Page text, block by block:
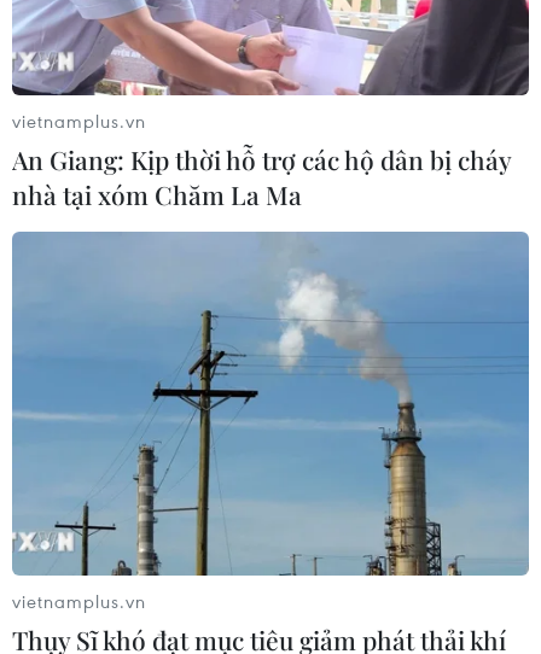
Bắc Ninh đôn đốc, đẩy nhanh tiến độ dự
án Cảng hàng không quốc tế Gia Bình
Theo kế hoạch, đến ngày 30/6, các đơn vị sẽ tiếp tục
hoàn thiện hồ sơ bồi thường, hỗ trợ, tái định cư và thu
hồi, bàn giao khoảng 220ha mặt bằng phục vụ thi công
dự án sân bay Gia Bình.
vietnamplus.vn
An Giang: Kịp thời hỗ trợ các hộ dân bị cháy
nhà tại xóm Chăm La Ma
vietnamplus.vn
Thụy Sĩ khó đạt mục tiêu giảm phát thải khí